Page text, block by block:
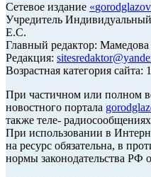
Сетевое издание «
Учредитель
Е.С.
Главный редактор:
Редакция:
Возрастная категория сайта:
При частичном или полном
новостного портала
также теле-
При использовании в
на ресурс обязательна, в
нормы законодательства РФ